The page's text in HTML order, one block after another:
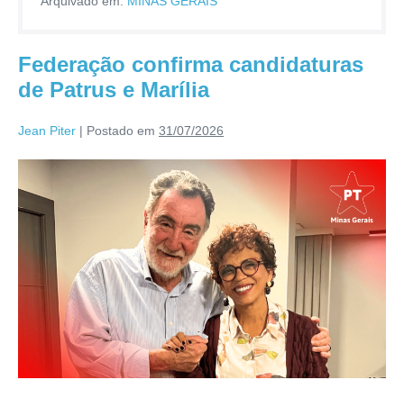
Federação confirma candidaturas
de Patrus e Marília
Jean Piter | Postado em 31/07/2026